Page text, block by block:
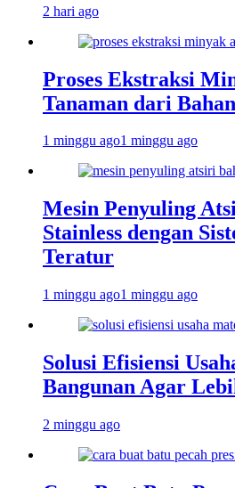
2 hari ago
Proses Ekstraksi
Tanaman dari
1 minggu ago1 minggu ago
Mesin Penyuling
Stainless dengan
Teratur
1 minggu ago1 minggu ago
Solusi Efisiensi
Bangunan Agar
2 minggu ago